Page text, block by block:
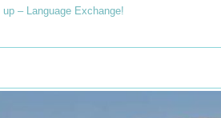
up – Language Exchange!